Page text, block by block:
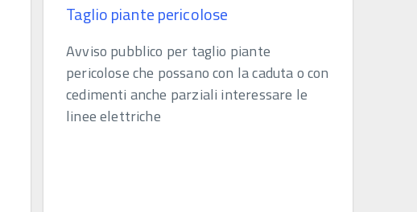
Taglio piante pericolose
Avviso pubblico per taglio piante
pericolose che possano con la caduta o con
cedimenti anche parziali interessare le
linee elettriche